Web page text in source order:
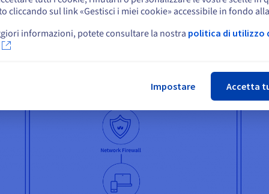
Seleziona un altro sito web
cliccando sul link «Gestisci i miei cookie» accessibile in fondo
informazioni, potete consultare la nostra politica di utilizzo
Impostare Accetta